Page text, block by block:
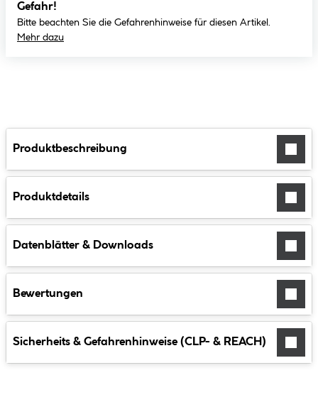
Gefahr!
Bitte beachten Sie die Gefahrenhinweise für diesen Artikel.
Mehr dazu
Produktbeschreibung
Produktdetails
Datenblätter & Downloads
Bewertungen
Sicherheits & Gefahrenhinweise (CLP- & REACH)